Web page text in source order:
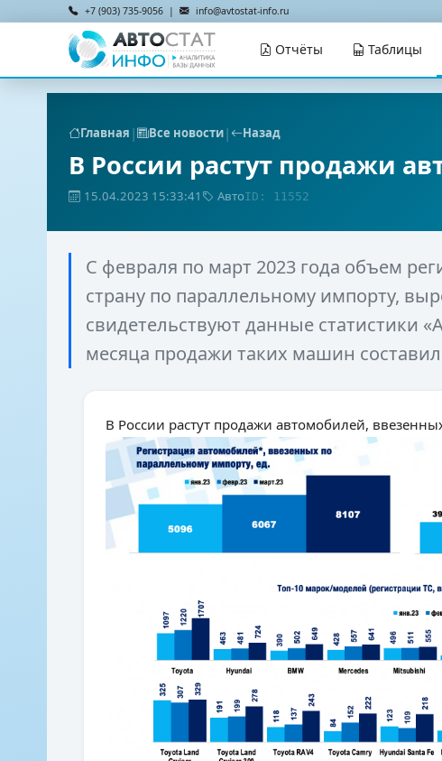
+7 (903) 735-9056 | info@avtostat-info.ru
Отчёты Таблицы
Главная | Все новости| Назад
В России растут продажи
15.04.2023 15:33:41 АвтоID: 11552
С февраля по март 2023 года объем
страну по параллельному импорту,
свидетельствуют данные статистики
месяца продажи таких машин
В России растут продажи автомобилей,